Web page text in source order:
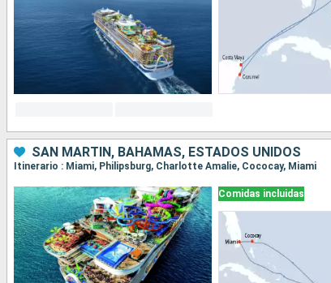
SAN MARTÍN, BAHAMAS, ESTADOS UNIDOS
Itinerario : Miami, Philipsburg, Charlotte Amalie, Cococay, Miami
Comidas incluidas